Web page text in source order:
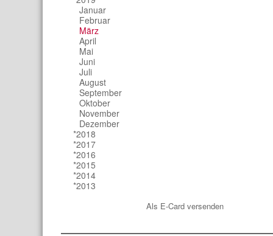
Januar
Februar
März
April
Mai
Juni
Juli
August
September
Oktober
November
Dezember
*2018
*2017
*2016
*2015
*2014
*2013
Als E-Card versenden